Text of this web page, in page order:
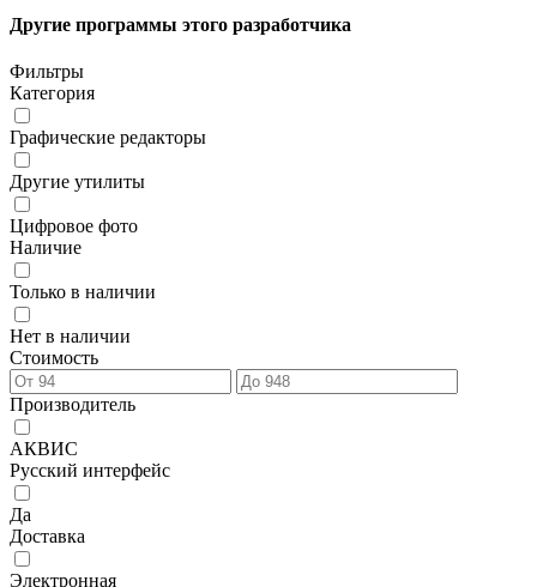
Другие программы этого разработчика
Фильтры
Категория
Графические редакторы
Другие утилиты
Цифровое фото
Наличие
Только в наличии
Нет в наличии
Стоимость
Производитель
АКВИС
Русский интерфейс
Да
Доставка
Электронная